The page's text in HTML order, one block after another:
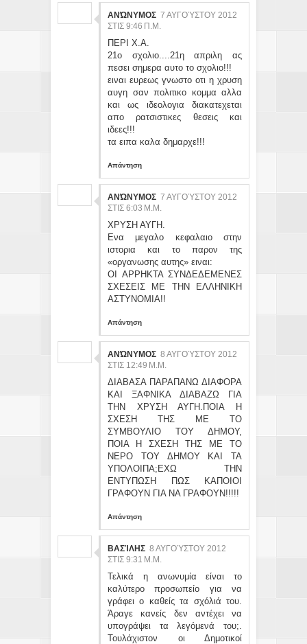
ΑΝΏΝΥΜΟΣ 7 ΑΥΓΟΎΣΤΟΥ 2012
ΣΤΙΣ 9:46 Π.Μ.
ΠΕΡΙ Χ.Α.
21ο σχολιο....21η απριλη ας
πεσει σημερα αυτο το σχολιο!!!
ειναι ευρεως γνωστο οτι η χρυση
αυγη σαν πολιτικο κομμα αλλα
και ως ιδεολογια διακατεχεται
απο ρατσιστικες θεσεις και
ιδεες!!!
τα ειπα καλα δημαρχε!!!
Απάντηση
ΑΝΏΝΥΜΟΣ 7 ΑΥΓΟΎΣΤΟΥ 2012
ΣΤΙΣ 6:03 Μ.Μ.
ΧΡΥΣΗ ΑΥΓΗ.
Ενα μεγαλο κεφαλαιο στην
ιστορια και το παρον της
«οργανωσης αυτης» ειναι:
ΟΙ ΑΡΡΗΚΤΑ ΣΥΝΔΕΔΕΜΕΝΕΣ
ΣΧΕΣΕΙΣ ΜΕ ΤΗΝ ΕΛΛΗΝΙΚΗ
ΑΣΤΥΝΟΜΙΑ!!
Απάντηση
ΑΝΏΝΥΜΟΣ 8 ΑΥΓΟΎΣΤΟΥ 2012
ΣΤΙΣ 12:49 Μ.Μ.
ΔΙΑΒΑΣΑ ΠΑΡΑΠΑΝΩ ΔΙΑΦΟΡΑ
ΚΑΙ ΞΑΦΝΙΚΑ ΔΙΑΒΑΖΩ ΓΙΑ
ΤΗΝ ΧΡΥΣΗ ΑΥΓΗ.ΠΟΙΑ Η
ΣΧΕΣΗ ΤΗΣ ΜΕ ΤΟ
ΣΥΜΒΟΥΛΙΟ ΤΟΥ ΔΗΜΟΥ,
ΠΟΙΑ Η ΣΧΕΣΗ ΤΗΣ ΜΕ ΤΟ
ΝΕΡΟ ΤΟΥ ΔΗΜΟΥ ΚΑΙ ΤΑ
ΥΠΟΛΟΙΠΑ;ΕΧΩ ΤΗΝ
ΕΝΤΥΠΩΣΗ ΠΩΣ ΚΑΠΟΙΟΙ
ΓΡΑΦΟΥΝ ΓΙΑ ΝΑ ΓΡΑΦΟΥΝ!!!!!
Απάντηση
ΒΑΣΊΛΗΣ 8 ΑΥΓΟΎΣΤΟΥ 2012
ΣΤΙΣ 9:31 Μ.Μ.
Τελικά η ανωνυμία είναι το
καλύτερο προσωπείο για να
γράφει ο καθείς τα σχόλιά του.
Άραγε κανείς δεν αντέχει να
υπογράψει τα λεγόμενά του;.
Τουλάχιστον οι Δημοτικοί